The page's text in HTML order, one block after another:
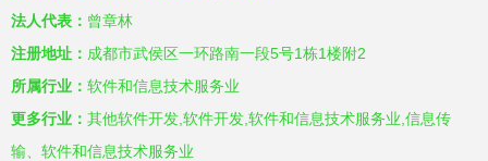
法人代表： 曾章林
注册地址： 成都市武侯区一环路南一段5号1栋1楼附2
所属行业： 软件和信息技术服务业
更多行业： 其他软件开发,软件开发,软件和信息技术服务业,信息传
输、软件和信息技术服务业